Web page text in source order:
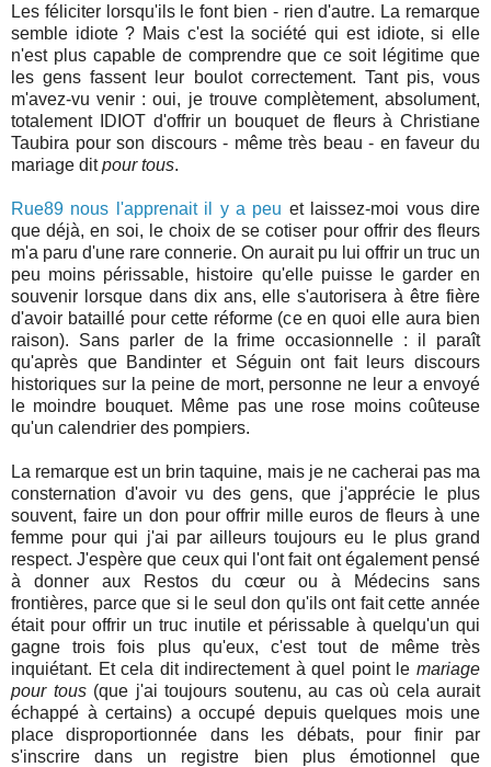
Les féliciter lorsqu'ils le font bien - rien d'autre. La remarque
semble idiote ? Mais c'est la société qui est idiote, si elle
n'est plus capable de comprendre que ce soit légitime que
les gens fassent leur boulot correctement. Tant pis, vous
m'avez-vu venir : oui, je trouve complètement, absolument,
totalement IDIOT d'offrir un bouquet de fleurs à Christiane
Taubira pour son discours - même très beau - en faveur du
mariage ditpour tous.
Rue89 nous l'apprenait il y a peu et laissez-moi vous dire
que déjà, en soi, le choix de se cotiser pour offrir des fleurs
m'a paru d'une rare connerie. On aurait pu lui offrir un truc un
peu moins périssable, histoire qu'elle puisse le garder en
souvenir lorsque dans dix ans, elle s'autorisera à être fière
d'avoir bataillé pour cette réforme (ce en quoi elle aura bien
raison). Sans parler de la frime occasionnelle : il paraît
qu'après que Bandinter et Séguin ont fait leurs discours
historiques sur la peine de mort, personne ne leur a envoyé
le moindre bouquet. Même pas une rose moins coûteuse
qu'un calendrier des pompiers.
La remarque est un brin taquine, mais je ne cacherai pas ma
consternation d'avoir vu des gens, que j'apprécie le plus
souvent, faire un don pour offrir mille euros de fleurs à une
femme pour qui j'ai par ailleurs toujours eu le plus grand
respect. J'espère que ceux qui l'ont fait ont également pensé
à donner aux Restos du cœur ou à Médecins sans
frontières, parce que si le seul don qu'ils ont fait cette année
était pour offrir un truc inutile et périssable à quelqu'un qui
gagne trois fois plus qu'eux, c'est tout de même très
inquiétant. Et cela dit indirectement à quel point le mariage
pour tous(que j'ai toujours soutenu, au cas où cela aurait
échappé à certains) a occupé depuis quelques mois une
place disproportionnée dans les débats, pour finir par
s'inscrire dans un registre bien plus émotionnel que